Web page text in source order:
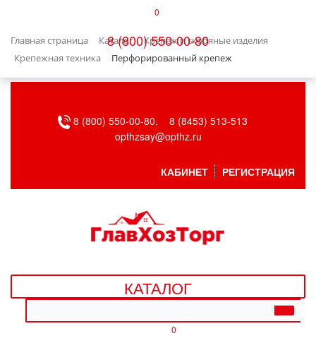
0
8 (800) 550-00-80
Главная страница Каталог
Крепеж и скобяные изделия
Крепежная техника
Перфорированный крепеж
БЫТОВАЯ ТЕХНИКА
ВЕНТИЛЯЦИЯ
ДАЧА, САД И ОГОРОД
ДЕТСКИЕ ТОВАРЫ
8 (800) 550-00-80,
8 (8453) 513-513
opthzsay@opthz.ru
КАБИНЕТ РЕГИСТРАЦИЯ
КАТАЛОГ
0